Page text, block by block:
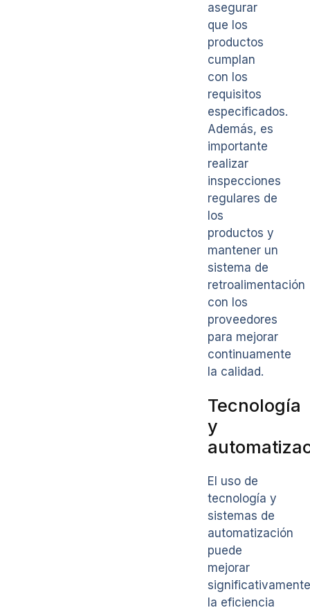
asegurar
que los
productos
cumplan
con los
requisitos
especificados.
Además, es
importante
realizar
inspecciones
regulares de
los
productos y
mantener un
sistema de
retroalimentación
con los
proveedores
para mejorar
continuamente
la calidad.
Tecnología
y
El uso de
tecnología y
sistemas de
automatización
puede
mejorar
significativamente
la eficiencia